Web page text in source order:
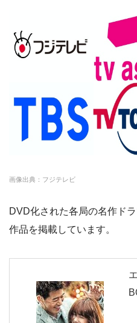
２
４
「身代わりの悲劇！
「よみがえれ！真実
画像出典：フジテレビ
DVD化された各局の名作ド
作品を掲載しています。